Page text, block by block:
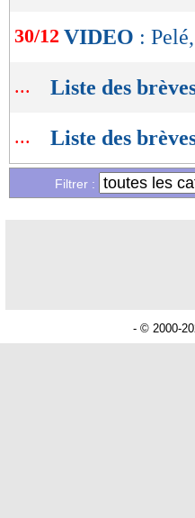
30/12 VIDEO :
... Liste des
... Liste des
Filtrer :
- © 2000-